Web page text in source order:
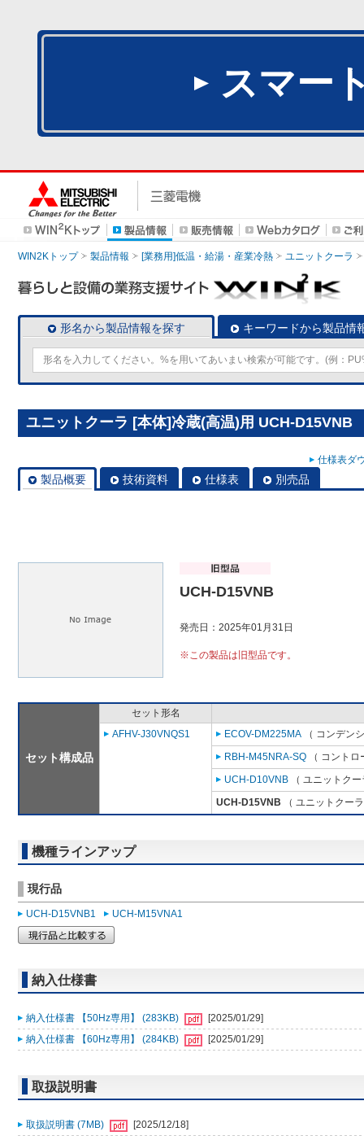
スマー
WIN2Kトップ 製品情報 [業務用]低温・給湯・産業冷熱 ユニットクーラ
形名から製品情報を探す キーワードから製品情
ユニットクーラ [本体]冷蔵(高温)用 UCH-D15VNB
仕様表ダ
製品概要 技術資料 仕様表 別売品
UCH-D15VNB
発売日：2025年01月31日
※この製品は旧型品です。
セット構成品
セット形名
AFHV-J30VNQS1
ECOV-DM225MA （ コンデン
RBH-M45NRA-SQ （ コント
UCH-D10VNB （ ユニットク
UCH-D15VNB （ ユニットクー
機種ラインアップ
現行品
UCH-D15VNB1 UCH-M15VNA1
納入仕様書
納入仕様書 【50Hz専用】 (283KB)
[2025/01/29]
納入仕様書 【60Hz専用】 (284KB)
[2025/01/29]
取扱説明書
取扱説明書 (7MB) [2025/12/18]